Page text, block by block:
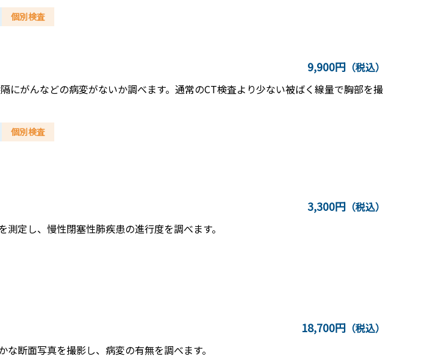
個別検査
9,900円 （税込）
にがんなどの病変がないか調べます。通常のCT検査より少ない被ばく線量で胸部を撮
個別検査
3,300円 （税込）
定し、慢性閉塞性肺疾患の進行度を調べます。
18,700円 （税込）
断面写真を撮影し、病変の有無を調べます。